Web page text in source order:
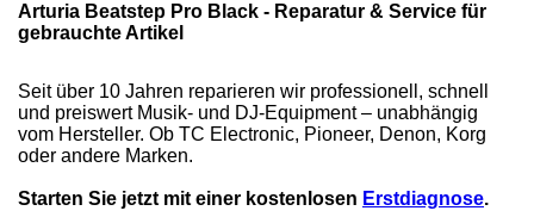
Arturia Beatstep Pro Black - Reparatur & Service für
gebrauchte Artikel
Seit über 10 Jahren reparieren wir professionell, schnell
und preiswert Musik- und DJ-Equipment – unabhängig
vom Hersteller. Ob TC Electronic, Pioneer, Denon, Korg
oder andere Marken.
Starten Sie jetzt mit einer kostenlosen Erstdiagnose.